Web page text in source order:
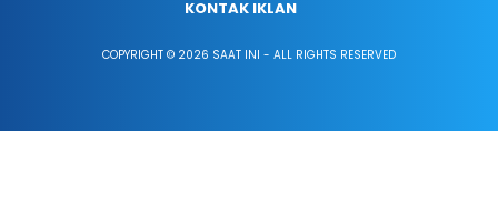
KONTAK IKLAN
COPYRIGHT © 2026 SAAT INI - ALL RIGHTS RESERVED